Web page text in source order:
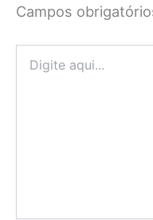
Campos
aqui...